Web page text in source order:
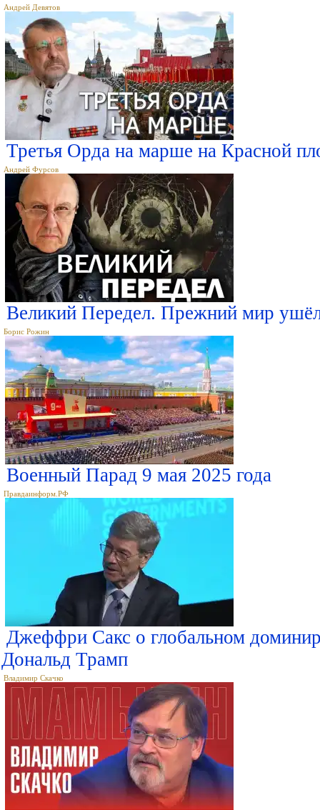
Андрей Девятов
Третья Орда на марше на Красной
Андрей Фурсов
Великий Передел. Прежний мир ушёл
Борис Рожин
Военный Парад 9 мая 2025 года
Правдаинформ.РФ
Джеффри Сакс о глобальном
Дональд Трамп
Владимир Скачко